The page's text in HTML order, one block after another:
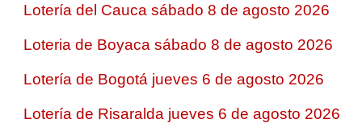
Lotería del Cauca sábado 8 de agosto 2026
Loteria de Boyaca sábado 8 de agosto 2026
Lotería de Bogotá jueves 6 de agosto 2026
Lotería de Risaralda jueves 6 de agosto 2026